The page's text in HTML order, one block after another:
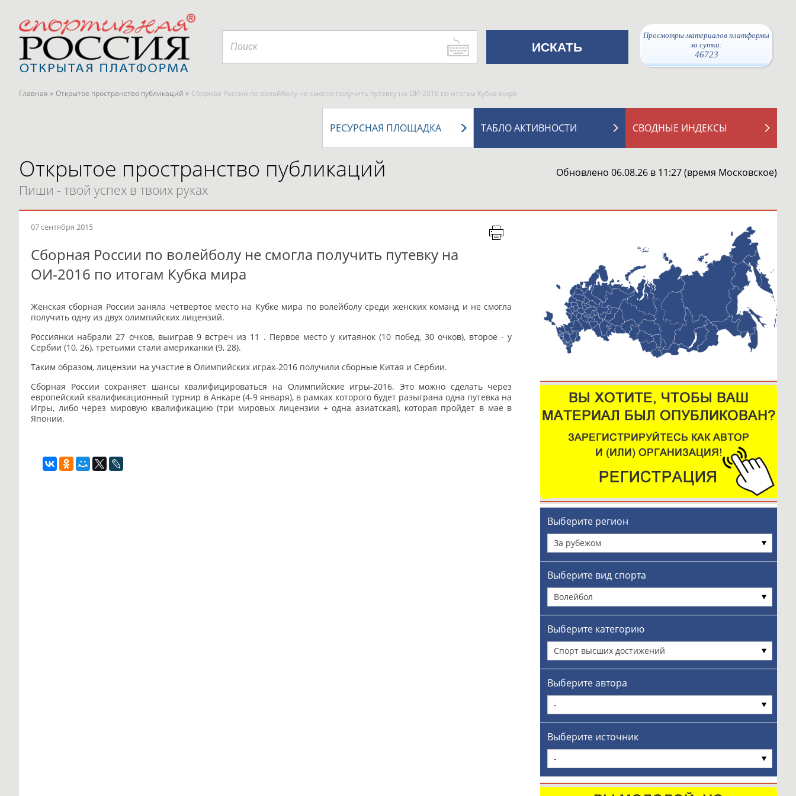
Просмотры материалов платформы
за сутки:
46723
Главная » Открытое пространство публикаций » Сборная России по волейболу не смогла получить путевку на ОИ-2016 по итогам Кубка мира
СВОДНЫЕ ИНДЕКСЫ
ТАБЛО АКТИВНОСТИ
РЕСУРСНАЯ ПЛОЩАДКА
Открытое пространство публикаций
Пиши - твой успех в твоих руках
Обновлено 06.08.26 в 11:27 (время Московское)
07 сентября 2015
Сборная России по волейболу не смогла получить путевку на
ОИ-2016 по итогам Кубка мира
Женская сборная России заняла четвертое место на Кубке мира по волейболу среди женских команд и не смогла
получить одну из двух олимпийских лицензий.
Россиянки набрали 27 очков, выиграв 9 встреч из 11 . Первое место у китаянок (10 побед, 30 очков), второе - у
Сербии (10, 26), третьими стали американки (9, 28).
Таким образом, лицензии на участие в Олимпийских играх-2016 получили сборные Китая и Сербии.
Сборная России сохраняет шансы квалифицироваться на Олимпийские игры-2016. Это можно сделать через
европейский квалификационный турнир в Анкаре (4-9 января), в рамках которого будет разыграна одна путевка на
Игры, либо через мировую квалификацию (три мировых лицензии + одна азиатская), которая пройдет в мае в
Японии.
Выберите регион
За рубежом
Выберите вид спорта
Волейбол
Выберите категорию
Спорт высших достижений
Выберите автора
-
Выберите источник
-